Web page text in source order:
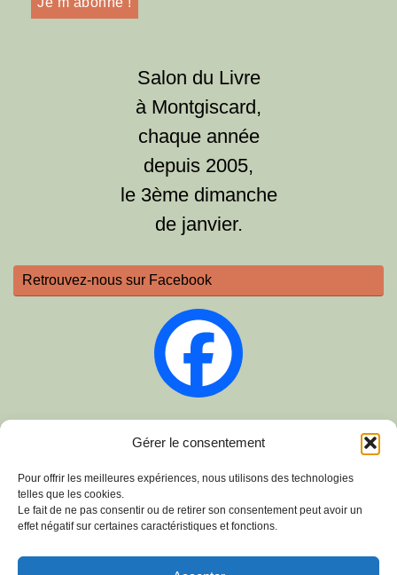
Gérer le consentement
Pour offrir les meilleures expériences, nous utilisons des technologies
telles que les cookies.
Le fait de ne pas consentir ou de retirer son consentement peut avoir un
effet négatif sur certaines caractéristiques et fonctions.
Salon du Livre
à Montgiscard,
chaque année
depuis 2005,
le 3ème dimanche
de janvier.
Retrouvez-nous sur Facebook